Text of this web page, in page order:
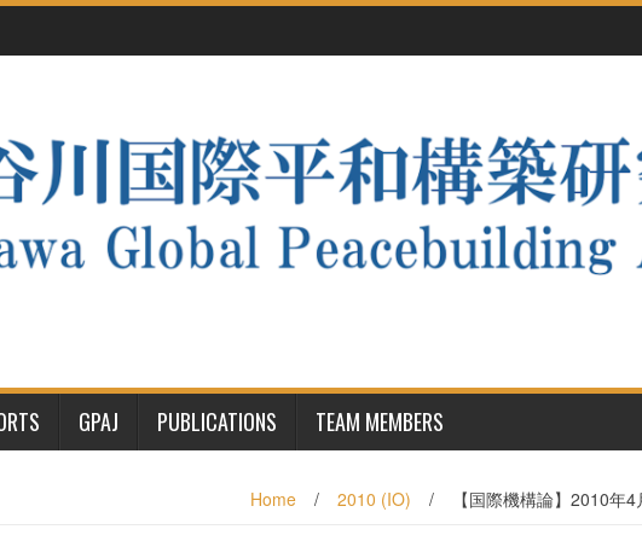
GPAJ PUBLICATIONS TEAM MEMBERS
Home / 2010 (IO) / 【国際機構論】2010